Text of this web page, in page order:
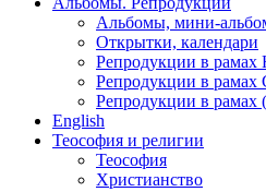
Альбомы, мини-
Открытки, календари
Репродукции в рамах
Репродукции в рамах
Репродукции в рамах
English
Теософия и религии
Теософия
Христианство